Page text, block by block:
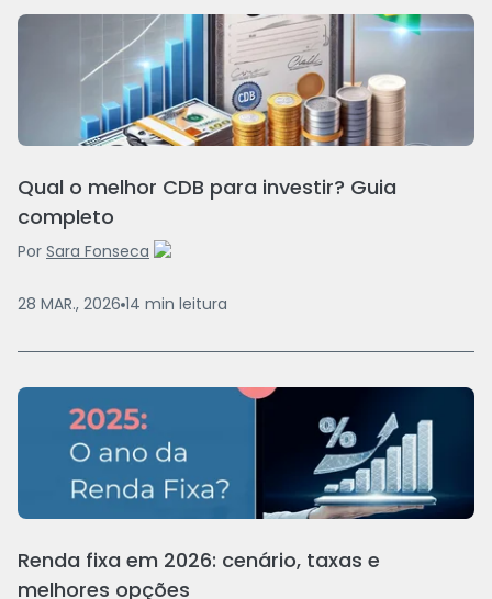
Qual o melhor CDB para investir? Guia
completo
Por Sara Fonseca
28 MAR., 2026 14 min leitura
Renda fixa em 2026: cenário, taxas e
melhores opções